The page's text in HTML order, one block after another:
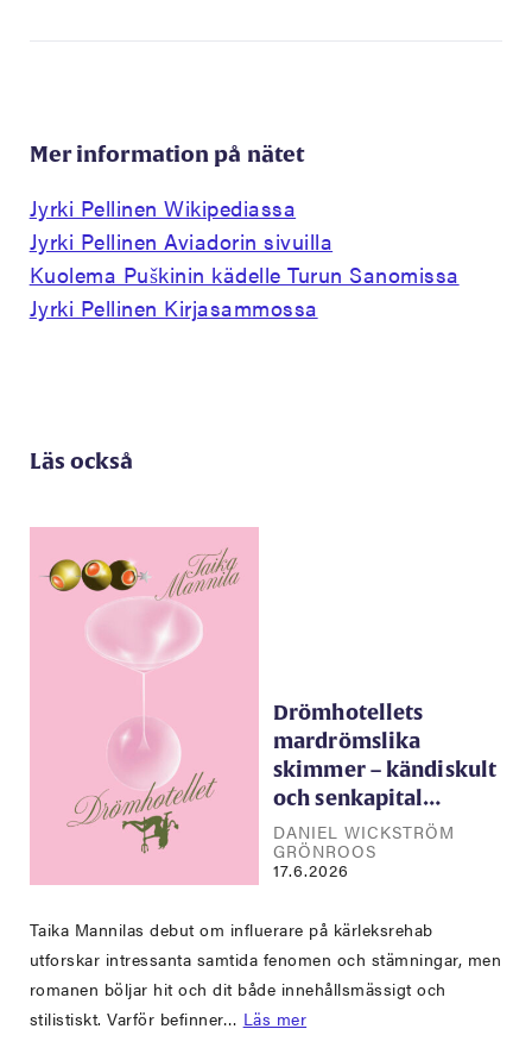
Mer information på nätet
Jyrki Pellinen Wikipediassa
Jyrki Pellinen Aviadorin sivuilla
Kuolema Puškinin kädelle Turun Sanomissa
Jyrki Pellinen Kirjasammossa
Läs också
Drömhotellets
mardrömslika
skimmer – kändiskult
och senkapital…
DANIEL WICKSTRÖM
GRÖNROOS
17.6.2026
Taika Mannilas debut om influerare på kärleksrehab
utforskar intressanta samtida fenomen och stämningar, men
romanen böljar hit och dit både innehållsmässigt och
stilistiskt. Varför befinner… Läs mer